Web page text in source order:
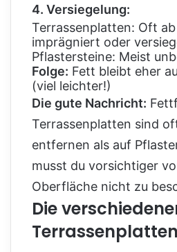
4. Versiegelung:
Terrassenplatten: Oft ab
imprägniert oder
Pflastersteine: Meist
Folge: Fett bleibt eher
(viel leichter!)
Die gute Nachricht:
Terrassenplatten sind
entfernen als auf
musst du vorsichtiger
Oberfläche nicht zu
Die